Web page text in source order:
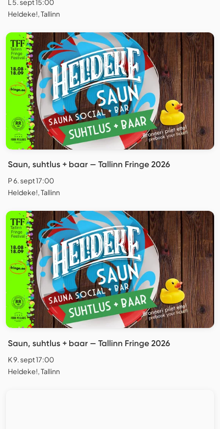
L 5. sept 15:00
Heldeke!, Tallinn
Saun, suhtlus + baar — Tallinn Fringe 2026
P 6. sept 17:00
Heldeke!, Tallinn
Saun, suhtlus + baar — Tallinn Fringe 2026
K 9. sept 17:00
Heldeke!, Tallinn